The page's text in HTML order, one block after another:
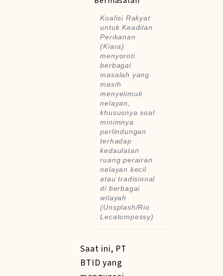
Koalisi Rakyat
untuk Keadilan
Perikanan
(Kiara)
menyoroti
berbagai
masalah yang
masih
menyelimuti
nelayan,
khususnya soal
minimnya
perlindungan
terhadap
kedaulatan
ruang perairan
nelayan kecil
atau tradisional
di berbagai
wilayah
(Unsplash/Rio
Lecatompessy)
Saat ini, PT
BTID yang